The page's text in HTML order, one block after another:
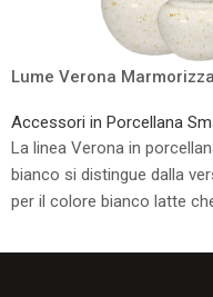
Lume Verona
Accessori in Porcellana
La linea Verona in
bianco si distingue dalla
per il colore bianco latte